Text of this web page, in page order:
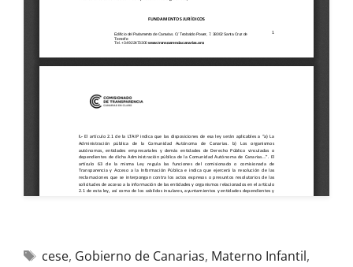
cese, Gobierno de Canarias, Materno Infantil,